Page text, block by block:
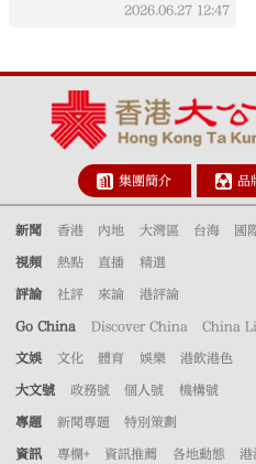
2026.06.27 12:47
集團簡介 品
新聞 香港 內地 大灣區 台海 國
視頻 熱點 直播 精選
評論 社評 來論 港評論
Go China Discover China China
文娛 文化 體育 娛樂 港飲港色
大文號 政務號 個人號 機構號
專題 新聞專題 特別策劃
資訊 專欄+ 資訊推薦 各地動態 港